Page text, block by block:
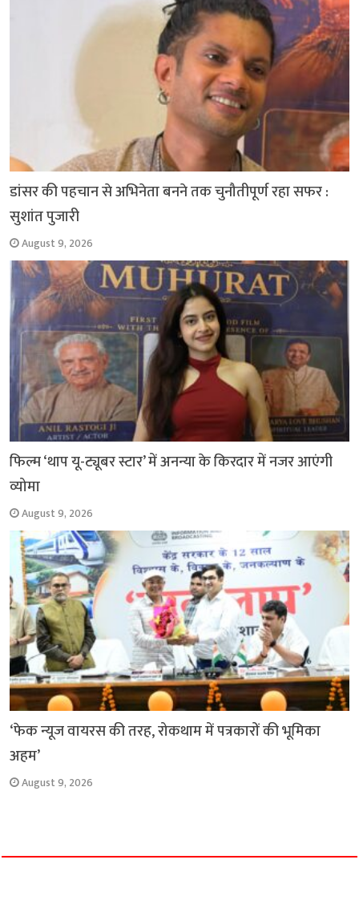
m k
डांसर की पहचान से अभिनेता बनने तक चुनौतीपूर्ण रहा सफर :
सुशांत पुजारी
August 9, 2026
फिल्म ‘थाप यू-ट्यूबर स्टार’ में अनन्या के किरदार में नजर आएंगी
व्योमा
August 9, 2026
‘फेक न्यूज वायरस की तरह, रोकथाम में पत्रकारों की भूमिका
अहम’
August 9, 2026